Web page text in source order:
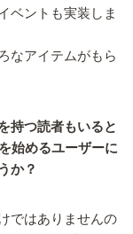
ベントも実装しま
なアイテムがもら
持つ読者もいると
始めるユーザーに
か？
ではありませんの